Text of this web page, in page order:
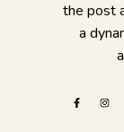
the post
a